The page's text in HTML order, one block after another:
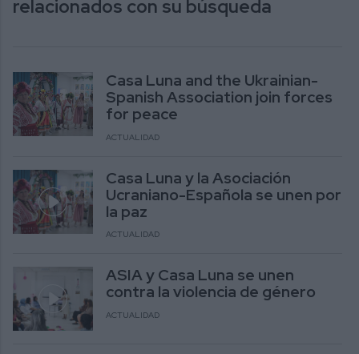
relacionados con su búsqueda
Casa Luna and the Ukrainian-
Spanish Association join forces
for peace
ACTUALIDAD
Casa Luna y la Asociación
Ucraniano-Española se unen por
la paz
ACTUALIDAD
ASIA y Casa Luna se unen
contra la violencia de género
ACTUALIDAD